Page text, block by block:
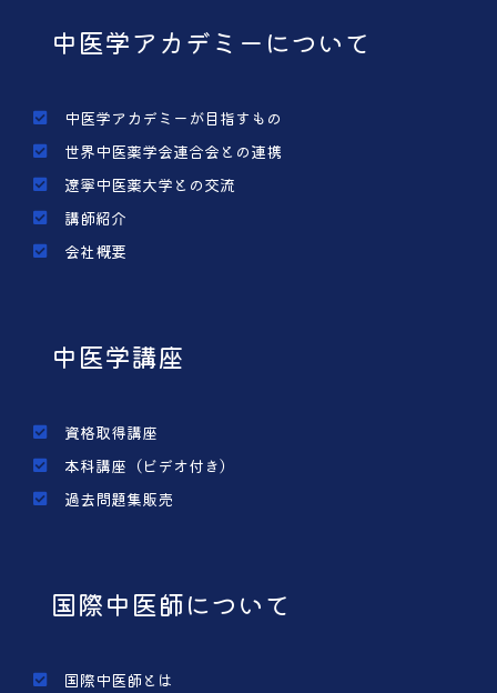
中医学アカデミーについて
中医学アカデミーが目指すもの
世界中医薬学会連合会との連携
遼寧中医薬大学との交流
講師紹介
会社概要
中医学講座
資格取得講座
本科講座（ビデオ付き）
過去問題集販売
国際中医師について
国際中医師とは